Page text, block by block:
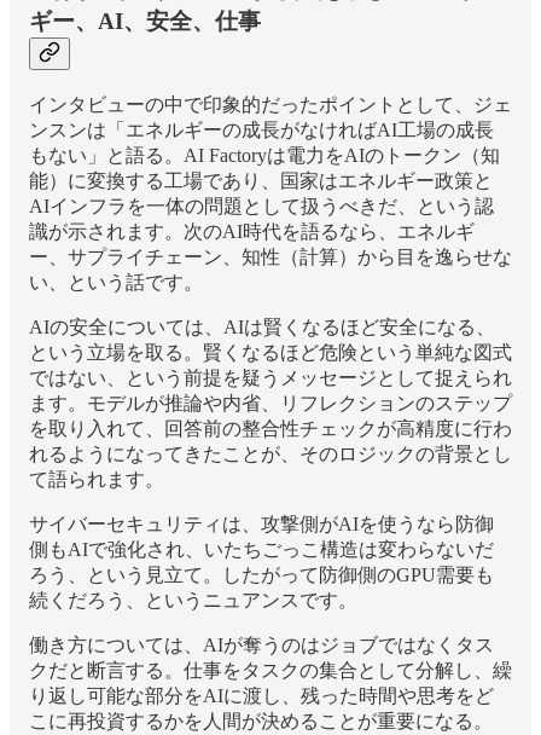
ギー、AI、安全、仕事
インタビューの中で印象的だったポイントとして、ジェ
ンスンは「エネルギーの成長がなければAI工場の成長
もない」と語る。AI Factoryは電力をAIのトークン（知
能）に変換する工場であり、国家はエネルギー政策と
AIインフラを一体の問題として扱うべきだ、という認
識が示されます。次のAI時代を語るなら、エネルギ
ー、サプライチェーン、知性（計算）から目を逸らせな
い、という話です。
AIの安全については、AIは賢くなるほど安全になる、
という立場を取る。賢くなるほど危険という単純な図式
ではない、という前提を疑うメッセージとして捉えられ
ます。モデルが推論や内省、リフレクションのステップ
を取り入れて、回答前の整合性チェックが高精度に行わ
れるようになってきたことが、そのロジックの背景とし
て語られます。
サイバーセキュリティは、攻撃側がAIを使うなら防御
側もAIで強化され、いたちごっこ構造は変わらないだ
ろう、という見立て。したがって防御側のGPU需要も
続くだろう、というニュアンスです。
働き方については、AIが奪うのはジョブではなくタス
クだと断言する。仕事をタスクの集合として分解し、繰
り返し可能な部分をAIに渡し、残った時間や思考をど
こに再投資するかを人間が決めることが重要になる。